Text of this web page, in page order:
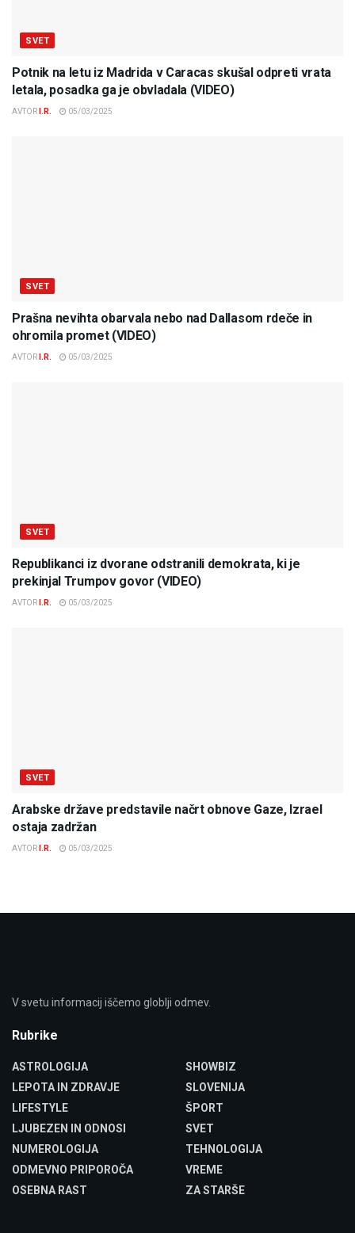
SVET
Potnik na letu iz Madrida v Caracas skušal odpreti vrata
letala, posadka ga je obvladala (VIDEO)
AVTOR I.R. 05/03/2025
SVET
Prašna nevihta obarvala nebo nad Dallasom rdeče in
ohromila promet (VIDEO)
AVTOR I.R. 05/03/2025
SVET
Republikanci iz dvorane odstranili demokrata, ki je
prekinjal Trumpov govor (VIDEO)
AVTOR I.R. 05/03/2025
SVET
Arabske države predstavile načrt obnove Gaze, Izrael
ostaja zadržan
AVTOR I.R. 05/03/2025
V svetu informacij iščemo globlji odmev.
Rubrike
ASTROLOGIJA
LEPOTA IN ZDRAVJE
LIFESTYLE
LJUBEZEN IN ODNOSI
NUMEROLOGIJA
ODMEVNO PRIPOROČA
OSEBNA RAST
SHOWBIZ
SLOVENIJA
ŠPORT
SVET
TEHNOLOGIJA
VREME
ZA STARŠE